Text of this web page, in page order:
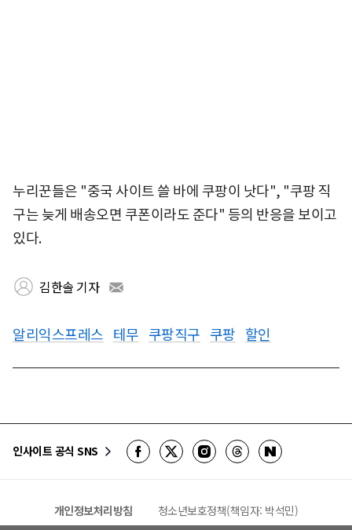
누리꾼들은 "중국 사이트 쓸 바에 쿠팡이 낫다", "쿠팡 직
구는 늦게 배송오면 쿠폰이라도 준다" 등의 반응을 보이고
있다.
김한솔 기자
알리익스프레스 테무 쿠팡직구 쿠팡 할인
인사이트 공식 SNS
개인정보처리방침
청소년보호정책(책임자: 박석민)